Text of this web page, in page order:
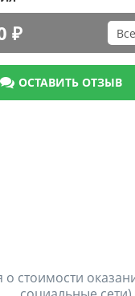
₽
ОСТАВИТЬ ОТЗЫВ
стоимости